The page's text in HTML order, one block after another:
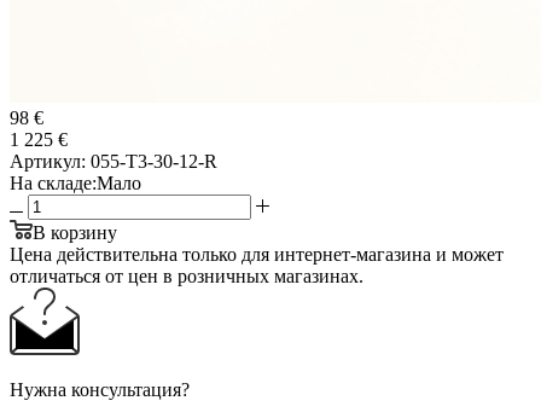
98 €
1 225 €
Артикул: 055-T3-30-12-R
На складе:Мало
В корзину
Цена действительна только для интернет-магазина и может
отличаться от цен в розничных магазинах.
Нужна консультация?